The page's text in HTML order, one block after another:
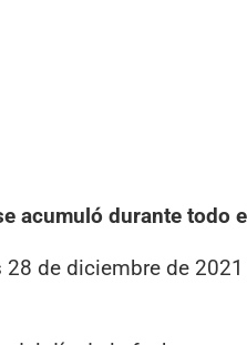
acumuló durante todo
de diciembre de